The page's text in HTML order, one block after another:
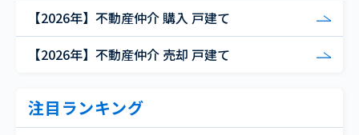
【2026年】不動産仲介 購入 戸建て
【2026年】不動産仲介 売却 戸建て
注目ランキング